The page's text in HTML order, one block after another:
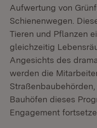
Aufwertung von
Schienenwegen.
Tieren und Pflanzen
gleichzeitig
Angesichts des
werden die
Bauhöfen dieses
Engagement